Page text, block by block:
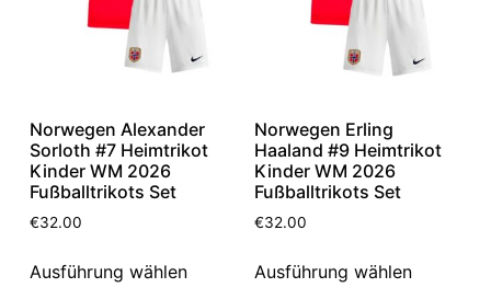
Norwegen Alexander
Sorloth #7 Heimtrikot
Kinder WM 2026
Fußballtrikots Set
€32.00
Ausführung wählen
Norwegen Erling
Haaland #9 Heimtrikot
Kinder WM 2026
Fußballtrikots Set
€32.00
Ausführung wählen